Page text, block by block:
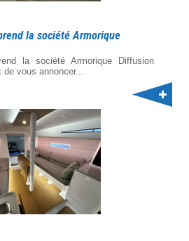
la société Armorique
la société Armorique Diffusion
de vous annoncer...